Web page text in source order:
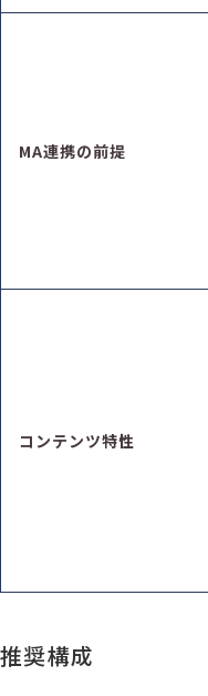
MA連携の前提
コンテンツ特性
推奨構成